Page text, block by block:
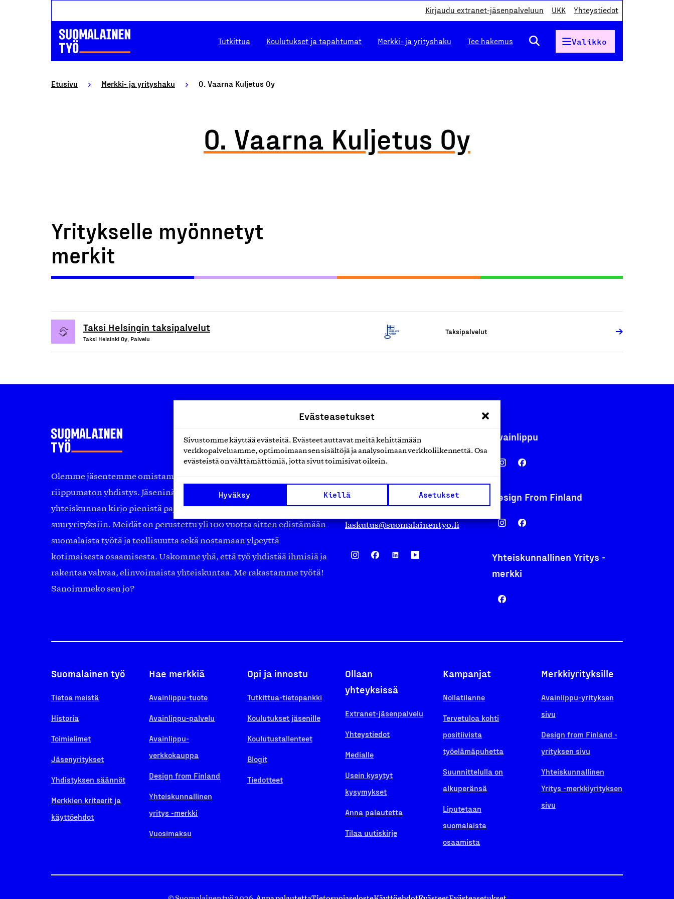
Evästeasetukset
Sivustomme käyttää evästeitä. Evästeet auttavat meitä kehittämään
verkkopalveluamme, optimoimaan sen sisältöjä ja analysoimaan verkkoliikennettä. Osa
evästeistä on välttämättömiä, jotta sivut toimisivat oikein.
Hyväksy Kiellä Asetukset
Kirjaudu extranet-jäsenpalveluun UKK Yhteystiedot
Tutkittua Koulutukset ja tapahtumat Merkki- ja yrityshaku Tee hakemus Valikko
Etusivu Merkki- ja yrityshaku O. Vaarna Kuljetus Oy
O. Vaarna Kuljetus Oy
Yritykselle myönnetyt
merkit
Taksi Helsingin taksipalvelut
Taksi Helsinki Oy, Palvelu
Taksipalvelut
Olemme jäsentemme omistama puolueeton, työmarkkinajärjestöistä
riippumaton yhdistys. Jäseninämme on koko suomalaisen
yhteiskunnan kirjo pienistä pajoista ja yhteisöistä kansainvälisiin
suuryrityksiin. Meidät on perustettu yli 100 vuotta sitten edistämään
suomalaista työtä ja teollisuutta sekä nostamaan ylpeyttä
kotimaisesta osaamisesta. Uskomme yhä, että työ yhdistää ihmisiä ja
rakentaa vahvaa, elinvoimaista yhteiskuntaa. Me rakastamme työtä!
Sanoimmeko sen jo?
Suomalainen työ ry
Eteläranta 14,
Finland
asiakaspalvelu@suomalainentyo.fi
laskutus@suomalainentyo.fi
Avainlippu
Design From Finland
Yhteiskunnallinen Yritys -
merkki
Suomalainen työ
Tietoa meistä
Historia
Toimielimet
Jäsenyritykset
Yhdistyksen säännöt
Merkkien kriteerit ja
käyttöehdot
Hae merkkiä
Avainlippu-tuote
Avainlippu-palvelu
Avainlippu-
verkkokauppa
Design from Finland
Yhteiskunnallinen
yritys -merkki
Vuosimaksu
Opi ja innostu
Tutkittua-tietopankki
Koulutukset jäsenille
Koulutustallenteet
Blogit
Tiedotteet
Ollaan
yhteyksissä
Extranet-jäsenpalvelu
Yhteystiedot
Medialle
Usein kysytyt
kysymykset
Anna palautetta
Tilaa uutiskirje
Kampanjat
Nollatilanne
Tervetuloa kohti
positiivista
työelämäpuhetta
Suunnittelulla on
alkuperänsä
Liputetaan
suomalaista
osaamista
Merkkiyrityksille
Avainlippu-yrityksen
sivu
Design from Finland -
yrityksen sivu
Yhteiskunnallinen
Yritys -merkkiyrityksen
sivu